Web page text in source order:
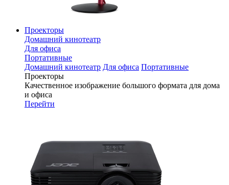
Проекторы
Домашний кинотеатр
Для офиса
Портативные
Домашний кинотеатр Для офиса Портативные
Проекторы
Качественное изображение большого формата для дома
и офиса
Перейти